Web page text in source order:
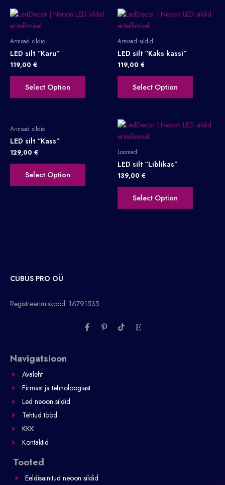
Armsad sildid
LED silt “Karu”
119,00 €
Select Option
Armsad sildid
LED silt “Kaks kassi”
119,00 €
Select Option
Armsad sildid
LED silt “Kass”
129,00 €
Select Option
Loomad
LED silt “Liblikas”
139,00 €
Select Option
CUBUS PRO OÜ
Registreerimiskood: 16791535
F
a
f
P
i
T
i
E
t
Navigatsioon
Avaleht
Firmast ja tehnoloogiast
Led neoon sildid
Tehtud tööd
KKK
Kontaktid
Tooted
Eeldisainitud neoon sildid